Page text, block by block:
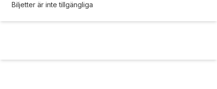
Biljetter är inte tillgängliga